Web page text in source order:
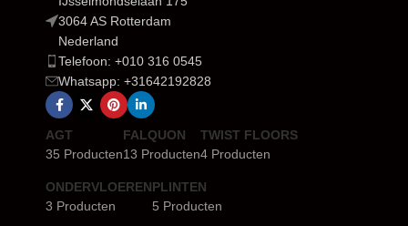
3064 AS Rotterdam
Nederland
Telefoon: +010 316 0545
Whatsapp: +31642192828
AGT
35 Producten
FALQUON
13 Producten
TWIST FLOORS
4 Producten
ONDERVLOEREN
3 Producten
PLINTEN
5 Producten